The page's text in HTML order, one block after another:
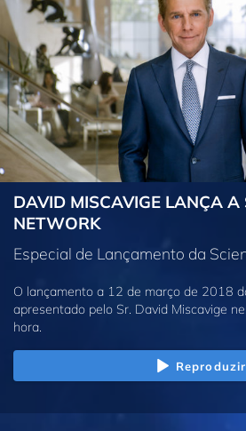
DAVID MISCAVIGE LANÇA A
NETWORK
Especial de Lançamento da
O lançamento a 12 de março de 2018
apresentado pelo Sr. David Miscavige
hora.
Reproduzir